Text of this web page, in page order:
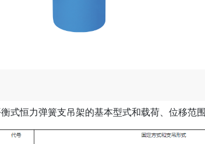
式恒力弹簧支吊架的基本型式和载荷、位移范围